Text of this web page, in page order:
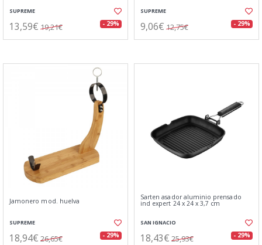
SUPREME
13,59€ 19,21€ - 29%
SUPREME
9,06€ 12,75€ - 29%
Jamonero mod. huelva
SUPREME
18,94€ 26,65€ - 29%
Sarten asador aluminio prensado
ind expert 24 x 24 x 3,7 cm
SAN IGNACIO
18,43€ 25,93€ - 29%